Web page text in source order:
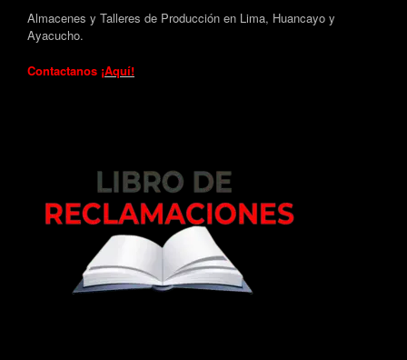
Almacenes y Talleres de Producción en Lima, Huancayo y
Ayacucho.
Contactanos ¡Aquí!